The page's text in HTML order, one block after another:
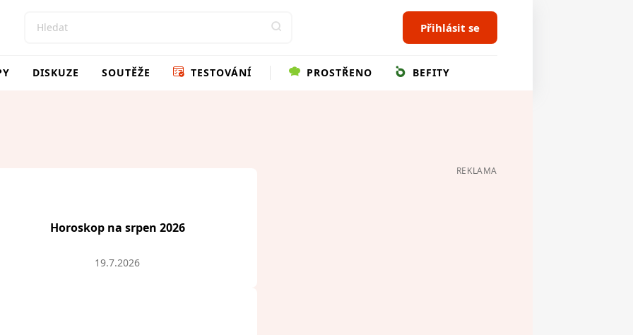
Přihlásit se
DISKUZE SOUTĚŽE TESTOVÁNÍ PROSTŘENO BEFITY
Horoskop na srpen 2026
19.7.2026
REKLAMA